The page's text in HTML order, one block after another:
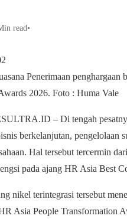
read•
Penerimaan
2026. Foto : Huma Vale
– Di tengah
berkelanjutan, pengelolaan
Hal tersebut tercermin
pada ajang HR Asia Best
nikel terintegrasi tersebut
Asia People Transformation